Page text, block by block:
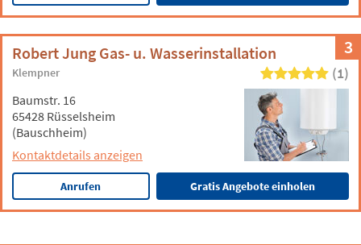
3
Robert Jung Gas- u. Wasserinstallation
Klempner (1)
Baumstr. 16
65428 Rüsselsheim
(Bauschheim)
Kontaktdetails anzeigen
Anrufen Gratis Angebote einholen